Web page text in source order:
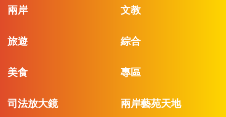
兩岸 文教
旅遊 綜合
美食 專區
司法放大鏡 兩岸藝苑天地